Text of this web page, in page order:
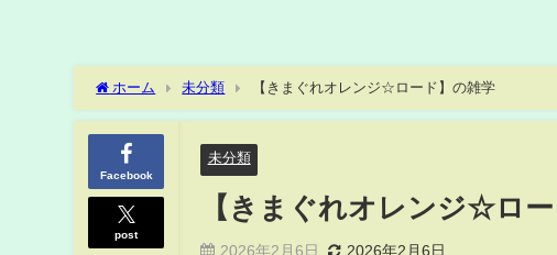
ホーム 未分類 【きまぐれオレンジ☆ロード】の雑学
Facebook
post
未分類
【きまぐれオレンジ☆ロ
2026年2月6日 2026年2月6日